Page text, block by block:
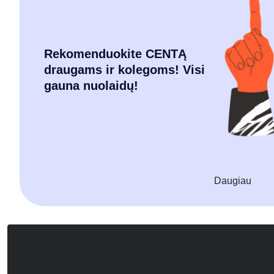
Rekomenduokite CENTĄ
draugams ir kolegoms! Visi
gauna nuolaidų!
Daugiau